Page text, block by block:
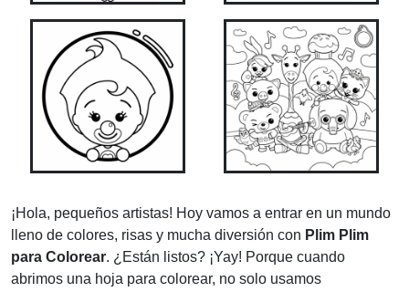
¡Hola, pequeños artistas! Hoy vamos a entrar en un mundo
lleno de colores, risas y mucha diversión con Plim Plim
para Colorear. ¿Están listos? ¡Yay! Porque cuando
abrimos una hoja para colorear, no solo usamos